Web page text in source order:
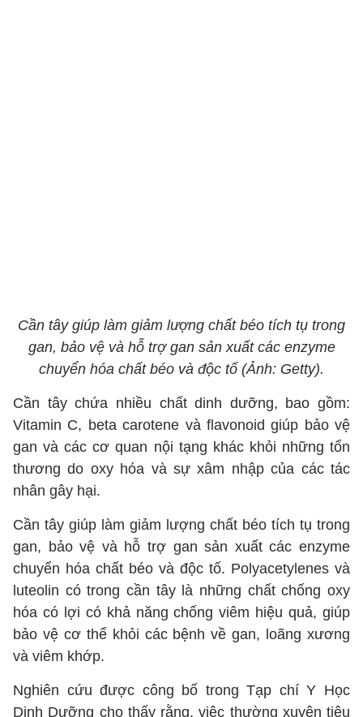
Cần tây giúp làm giảm lượng chất béo tích tụ trong
gan, bảo vệ và hỗ trợ gan sản xuất các enzyme
chuyển hóa chất béo và độc tố (Ảnh: Getty).
Cần tây chứa nhiều chất dinh dưỡng, bao gồm:
Vitamin C, beta carotene và flavonoid giúp bảo vệ
gan và các cơ quan nội tạng khác khỏi những tổn
thương do oxy hóa và sự xâm nhập của các tác
nhân gây hại.
Cần tây giúp làm giảm lượng chất béo tích tụ trong
gan, bảo vệ và hỗ trợ gan sản xuất các enzyme
chuyển hóa chất béo và độc tố. Polyacetylenes và
luteolin có trong cần tây là những chất chống oxy
hóa có lợi có khả năng chống viêm hiệu quả, giúp
bảo vệ cơ thể khỏi các bệnh về gan, loãng xương
và viêm khớp.
Nghiên cứu được công bố trong Tạp chí Y Học
Dinh Dưỡng cho thấy rằng, việc thường xuyên tiêu